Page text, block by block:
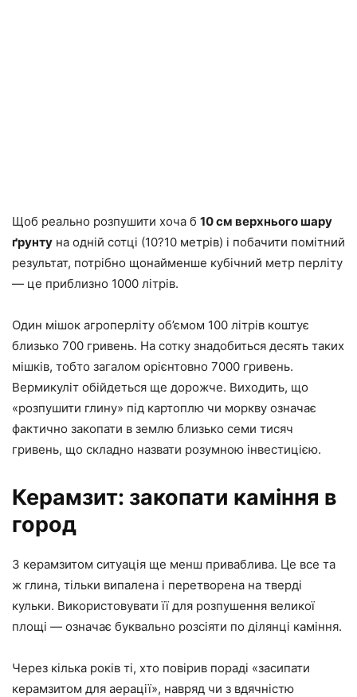
Щоб реально розпушити хоча б 10 см верхнього шару
ґрунту на одній сотці (10?10 метрів) і побачити помітний
результат, потрібно щонайменше кубічний метр перліту
— це приблизно 1000 літрів.
Один мішок агроперліту об’ємом 100 літрів коштує
близько 700 гривень. На сотку знадобиться десять таких
мішків, тобто загалом орієнтовно 7000 гривень.
Вермикуліт обійдеться ще дорожче. Виходить, що
«розпушити глину» під картоплю чи моркву означає
фактично закопати в землю близько семи тисяч
гривень, що складно назвати розумною інвестицією.
Керамзит: закопати каміння в
город
З керамзитом ситуація ще менш приваблива. Це все та
ж глина, тільки випалена і перетворена на тверді
кульки. Використовувати її для розпушення великої
площі — означає буквально розсіяти по ділянці каміння.
Через кілька років ті, хто повірив пораді «засипати
керамзитом для аерації», навряд чи з вдячністю